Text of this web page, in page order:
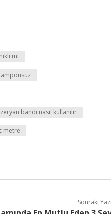
mı
bandı nasıl kullanılır
metre
Sonraki Yazı